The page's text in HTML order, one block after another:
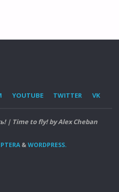
YOUTUBE TWITTER VK
| Time to fly! by Alex Cheban
&WORDPRESS.